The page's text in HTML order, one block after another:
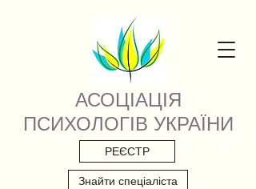
АСОЦІАЦІЯ
ПСИХОЛОГІВ УКРАЇНИ
РЕЄСТР
Знайти спеціаліста